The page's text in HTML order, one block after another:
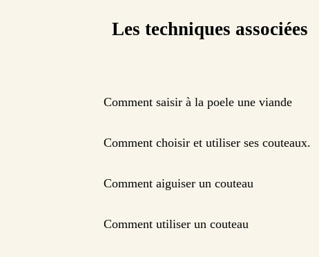
Les techniques associées
Comment saisir à la poele une viande
Comment choisir et utiliser ses couteaux.
Comment aiguiser un couteau
Comment utiliser un couteau